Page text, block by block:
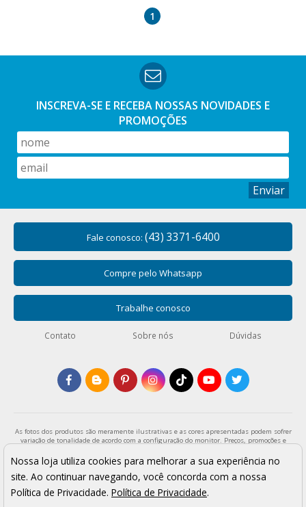
1
INSCREVA-SE E RECEBA NOSSAS NOVIDADES E
PROMOÇÕES
Enviar
Fale conosco: (43) 3371-6400
Compre pelo Whatsapp
Trabalhe conosco
Contato Sobre nós Dúvidas
As fotos dos produtos são meramente ilustrativas e as cores apresentadas podem sofrer
variação de tonalidade de acordo com a configuração do monitor. Preços, promoções e
enquanto durar o estoque. Os preços apresentados são válidos para pagamentos a vista
e podem sofrer alterações sem aviso prévio. Vendas sujeitas a análise e confirmação de
dados.
Armarinho São José - Todos os direitos reservados
Nossa loja utiliza cookies para melhorar a sua experiência no
site. Ao continuar navegando, você concorda com a nossa
Política de Privacidade. Política de Privacidade.